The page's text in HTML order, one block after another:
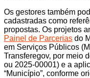
Os gestores também
cadastradas como
propostas. Os projetos
Painel de Parcerias do
em Serviços Públicos
Transferegov, por meio
ou 2025-00001) e a
“Município”, conforme